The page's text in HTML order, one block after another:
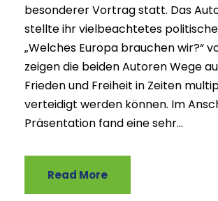
besonderer Vortrag statt. Das
stellte ihr vielbeachtetes
„Welches Europa brauchen wir?“
zeigen die beiden Autoren Wege
Frieden und Freiheit in Zeiten
verteidigt werden können. Im
Präsentation fand eine sehr...
Read More